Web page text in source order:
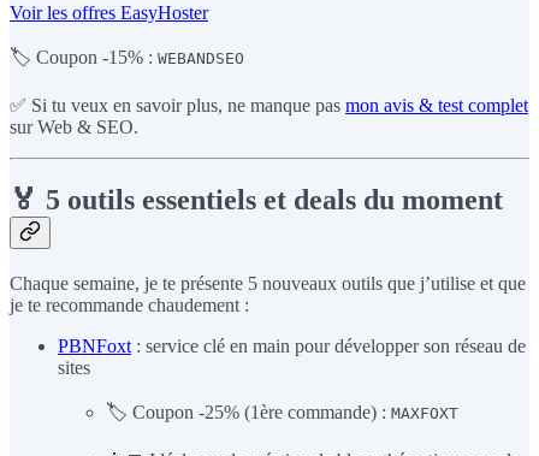
Voir les offres EasyHoster
🏷️ Coupon -15% : WEBANDSEO
✅ Si tu veux en savoir plus, ne manque pas mon avis & test complet
sur Web & SEO.
🏅 5 outils essentiels et deals du moment
Chaque semaine, je te présente 5 nouveaux outils que j’utilise et que
je te recommande chaudement :
PBNFoxt : service clé en main pour développer son réseau de
sites
🏷️ Coupon -25% (1ère commande) : MAXFOXT